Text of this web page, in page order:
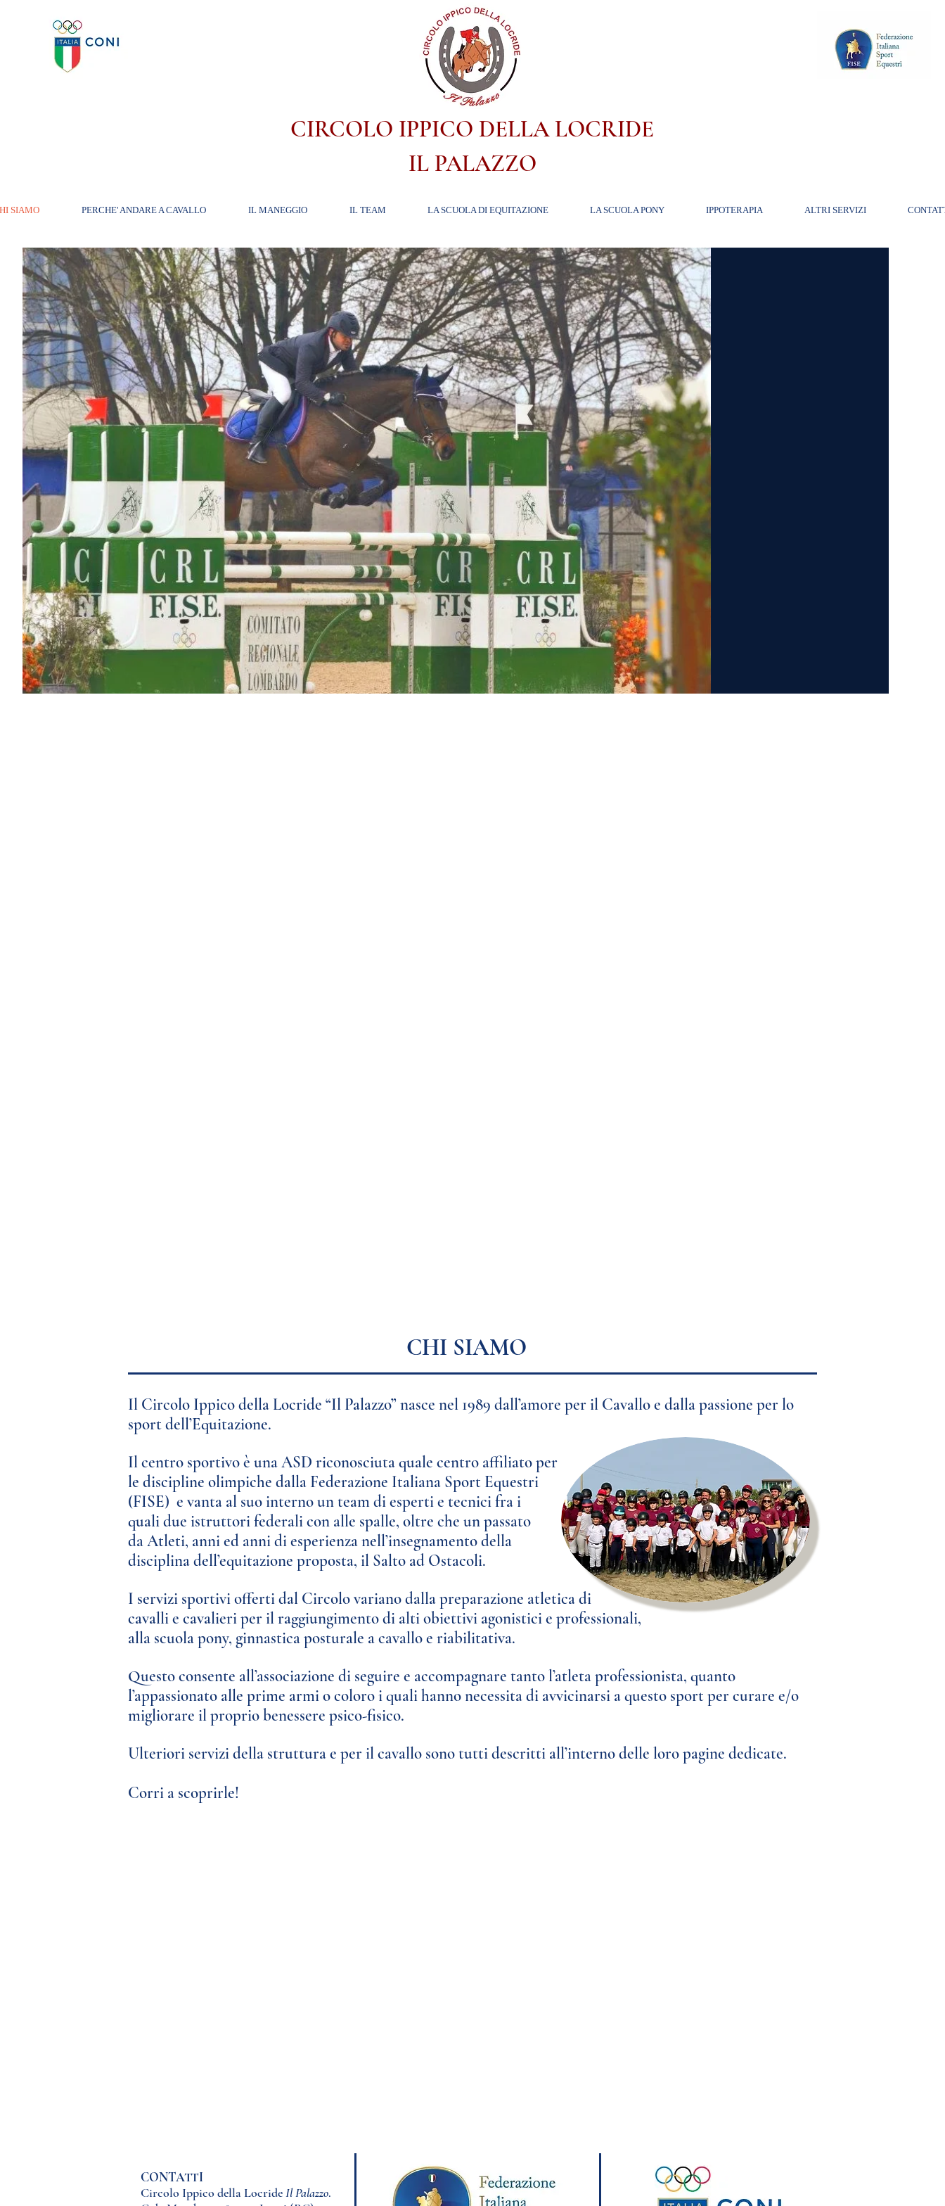
CIRCOLO IPPICO DELLA LOCRIDE
IL PALAZZO
SIAMO PERCHE' ANDARE A CAVALLO IL MANEGGIO IL TEAM LA SCUOLA DI EQUITAZIONE LA SCUOLA PONY IPPOTERAPIA ALTRI SERVIZI
CHI SIAMO
Il Circolo Ippico della Locride “Il Palazzo” nasce nel 1989 dall’amore per il Cavallo e dalla passione per lo
sport dell’Equitazione.
Il centro sportivo è una ASD riconosciuta quale centro affiliato per
le discipline olimpiche dalla Federazione Italiana Sport Equestri
(FISE) e vanta al suo interno un team di esperti e tecnici fra i
quali due istruttori federalicon alle spalle, oltre che un passato
da Atleti, annied anni di esperienzanell’insegnamento della
disciplina dell’equitazione proposta, il Salto ad Ostacoli.
I servizi sportivi offerti dal Circolo varianodalla preparazione atletica di
cavalli e cavalieriper il raggiungimento di alti obiettivi agonistici e professionali,
alla scuola pony, ginnastica posturale a cavallo e riabilitativa.
Questo consente all’associazione di seguire e accompagnare tanto l’atleta professionista, quanto
l’appassionato alle prime armio coloro i quali hanno necessita di avvicinarsi a questo sportper curare e/o
migliorare il proprio benessere psico-fisico.
Ulteriori servizi della struttura e per il cavallo sono tuttidescritti all’interno delle loro pagine dedicate.
Corri a scoprirle!
CONTATTI
Circolo Ippico della LocrideIl Palazzo.